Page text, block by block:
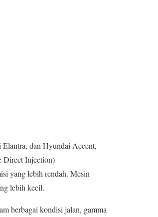
dan Hyundai Accent,
Direct Injection)
yang lebih rendah. Mesin
lebih kecil.
berbagai kondisi jalan, gamma